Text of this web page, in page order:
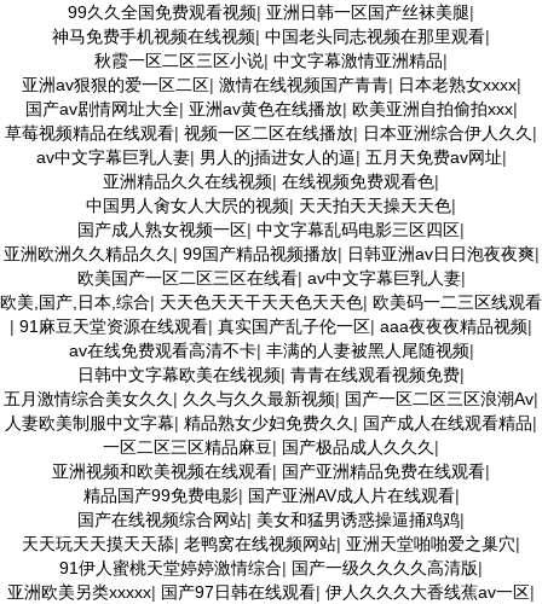
99久久全国免费观看视频| 亚洲日韩一区国产丝袜美腿|
神马免费手机视频在线视频| 中国老头同志视频在那里观看|
秋霞一区二区三区小说| 中文字幕激情亚洲精品|
亚洲av狠狠的爱一区二区| 激情在线视频国产青青| 日本老熟女xxxx|
国产av剧情网址大全| 亚洲av黄色在线播放| 欧美亚洲自拍偷拍xxx|
草莓视频精品在线观看| 视频一区二区在线播放| 日本亚洲综合伊人久久 |
av中文字幕巨乳人妻| 男人的j插进女人的逼| 五月天免费av网址|
亚洲精品久久在线视频| 在线视频免费观看色|
中国男人肏女人大屄的视频| 天天拍天天操天天色|
国产成人熟女视频一区| 中文字幕乱码电影三区四区|
亚洲欧洲久久精品久久 | 99国产精品视频播放| 日韩亚洲av日日泡夜夜爽|
欧美国产一区二区三区在线看| av中文字幕巨乳人妻|
欧美,国产,日本,综合| 天天色天天干天天色天天色| 欧美码一二三区线观看
| 91麻豆天堂资源在线观看| 真实国产乱子伦一区| aaa夜夜夜精品视频|
av在线免费观看高清不卡| 丰满的人妻被黑人尾随视频|
日韩中文字幕欧美在线视频| 青青在线观看视频免费|
五月激情综合美女久久 | 久久与久久最新视频| 国产一区二区三区浪潮Av|
人妻欧美制服中文字幕| 精品熟女少妇免费久久 | 国产成人在线观看精品|
一区二区三区精品麻豆| 国产极品成人久久久 |
亚洲视频和欧美视频在线观看| 国产亚洲精品免费在线观看|
精品国产99免费电影| 国产亚洲AV成人片在线观看|
国产在线视频综合网站| 美女和猛男诱惑操逼捅鸡鸡|
天天玩天天摸天天舔| 老鸭窝在线视频网站| 亚洲天堂啪啪爱之巢穴|
91伊人蜜桃天堂婷婷激情综合| 国产一级久久久久高清版|
亚洲欧美另类xxxxx| 国产97日韩在线观看| 伊人久久久大香线蕉av一区|